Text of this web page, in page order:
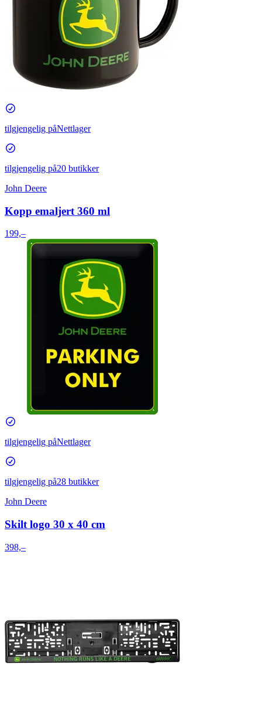
tilgjengelig påNettlager
tilgjengelig på20 butikker
John Deere
Kopp emaljert 360 ml
199,–
tilgjengelig påNettlager
tilgjengelig på28 butikker
John Deere
Skilt logo 30 x 40 cm
398,–